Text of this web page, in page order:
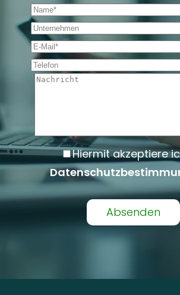
Name *
Unternehmen
E-Mail *
Telefon
Nachricht
Hiermit akzeptiere